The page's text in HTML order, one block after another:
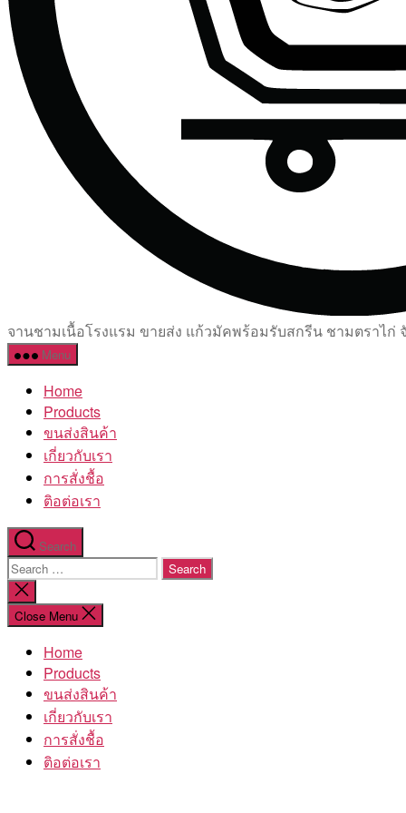
จานชามเนื้อโรงแรม ขายส่ง แก้วมัคพร้อมรับสกรีน ชามตราไก่
Menu
Home
Products
ขนส่งสินค้า
เกี่ยวกับเรา
การสั่งชื้อ
ติอต่อเรา
Search
Search
for:
Close
search
Close Menu
Home
Products
ขนส่งสินค้า
เกี่ยวกับเรา
การสั่งชื้อ
ติอต่อเรา